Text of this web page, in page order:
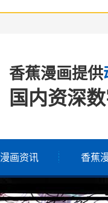
香蕉漫画提供
国内资深
漫画资讯 香蕉